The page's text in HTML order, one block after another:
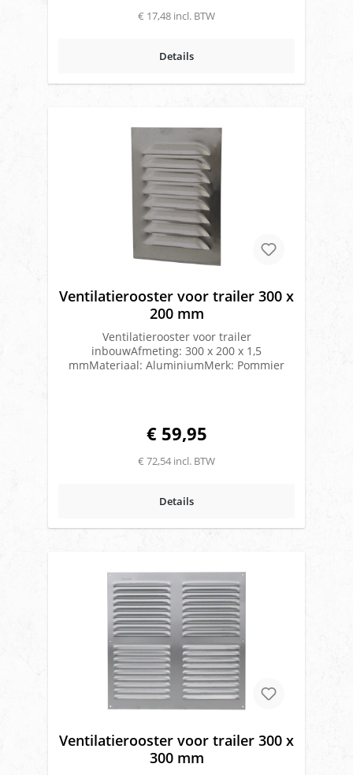
€ 17,48 incl. BTW
Details
Ventilatierooster voor trailer 300 x
200 mm
Ventilatierooster voor trailer
inbouwAfmeting: 300 x 200 x 1,5
mmMateriaal: AluminiumMerk: Pommier
€ 59,95
€ 72,54 incl. BTW
Details
Ventilatierooster voor trailer 300 x
300 mm